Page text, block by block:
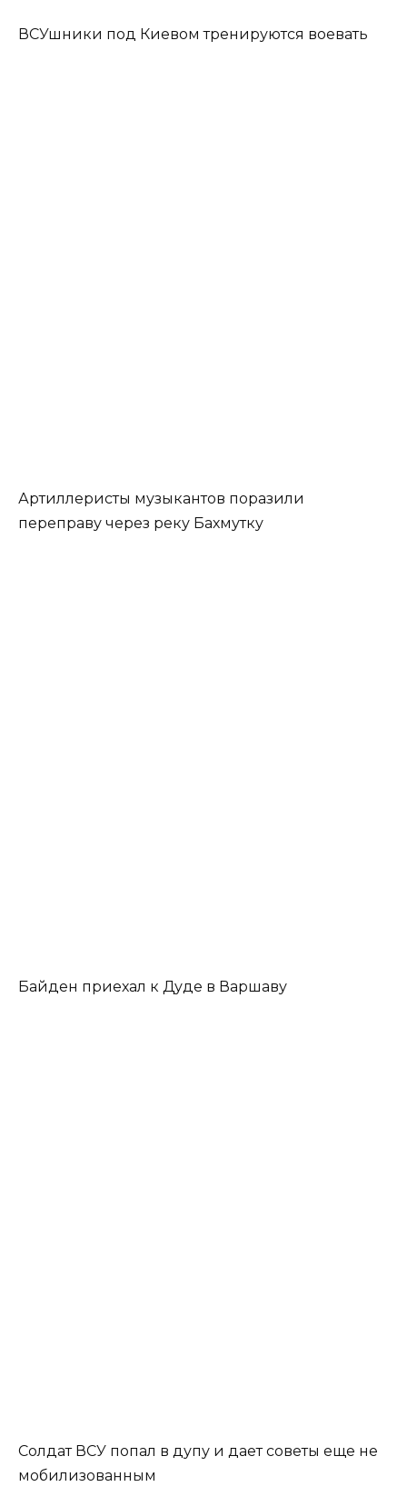
ВСУшники под Киевом тренируются воевать
Артиллеристы музыкантов поразили
переправу через реку Бахмутку
Байден приехал к Дуде в Варшаву
Солдат ВСУ попал в дупу и дает советы еще не
мобилизованным